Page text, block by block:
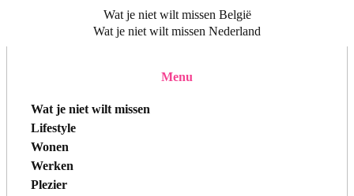
Wat je niet wilt missen België
Wat je niet wilt missen Nederland
Menu
Wat je niet wilt missen
Lifestyle
Wonen
Werken
Plezier